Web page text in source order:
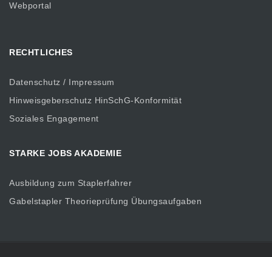
Webportal
RECHTLICHES
Datenschutz / Impressum
Hinweisgeberschutz HinSchG-Konformität
Soziales Engagement
STARKE JOBS AKADEMIE
Ausbildung zum Staplerfahrer
Gabelstapler Theorieprüfung Übungsaufgaben